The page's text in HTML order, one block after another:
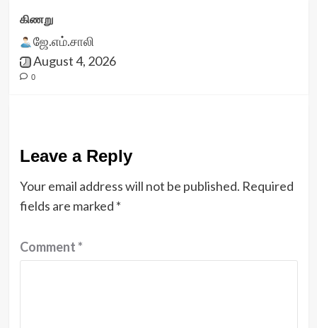
கிணறு
ஜே.எம்.சாலி
August 4, 2026
0
Leave a Reply
Your email address will not be published. Required
fields are marked *
Comment*